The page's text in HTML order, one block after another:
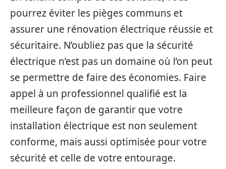
pourrez éviter les pièges communs et
assurer une rénovation électrique réussie et
sécuritaire. N’oubliez pas que la sécurité
électrique n’est pas un domaine où l’on peut
se permettre de faire des économies. Faire
appel à un professionnel qualifié est la
meilleure façon de garantir que votre
installation électrique est non seulement
conforme, mais aussi optimisée pour votre
sécurité et celle de votre entourage.